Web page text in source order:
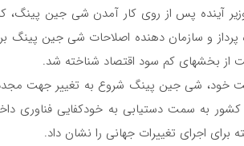
آینده پس از روی کار آمدن شی جین پینگ، که
پرداز و سازمان دهنده اصلاحات شی جین
از بخشهای کم سود اقتصاد شناخته شد.
خود، شی جین پینگ شروع به تغییر جهت
به سمت دستیابی به خودکفایی فناوری
اجرای تغییرات جهانی را نشان داد.